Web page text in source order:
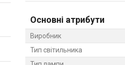
Основні атрибути
Виробник
Тип світильника